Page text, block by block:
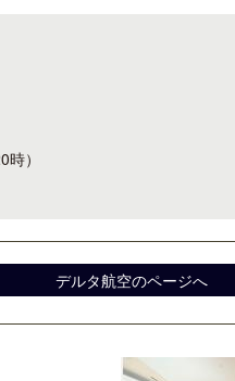
）
デルタ航空のページへ